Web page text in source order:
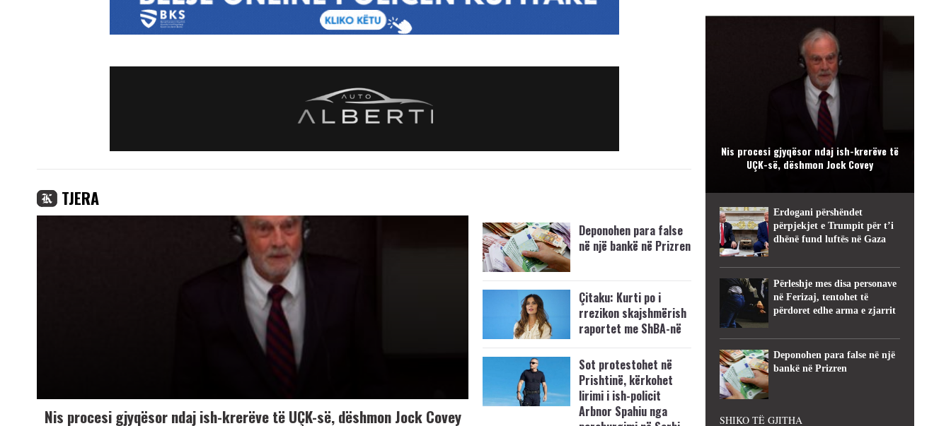
TJERA
Nis procesi gjyqësor ndaj ish-krerëve të UÇK-së, dëshmon Jock Covey
Deponohen para false
në një bankë në Prizren
Çitaku: Kurti po i
rrezikon skajshmërish
raportet me ShBA-në
Sot protestohet në
Prishtinë, kërkohet
lirimi i ish-policit
Arbnor Spahiu nga
Nis procesi gjyqësor ndaj ish-krerëve të
UÇK-së, dëshmon Jock Covey
Erdogani përshëndet
përpjekjet e Trumpit për t’i
dhënë fund luftës në Gaza
Përleshje mes disa personave
në Ferizaj, tentohet të
përdoret edhe arma e zjarrit
Deponohen para false në një
bankë në Prizren
SHIKO TË GJITHA